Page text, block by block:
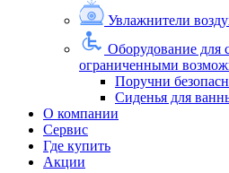
Увлажнители
Оборудование для
ограниченными
Поручни
Сиденья для
О компании
Сервис
Где купить
Акции